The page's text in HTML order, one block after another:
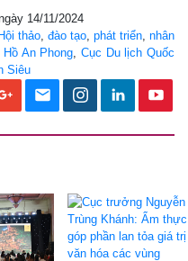
14/11/2024
thảo, đào tạo, phát triển,nhân
Hồ An Phong, Cục Du lịch Quốc
Siêu